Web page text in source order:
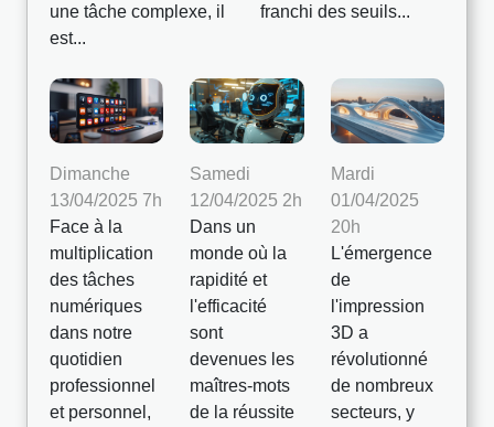
une tâche complexe, il
est...
franchi des seuils...
Dimanche
13/04/2025 7h
Face à la
multiplication
des tâches
numériques
dans notre
quotidien
professionnel
et personnel,
Samedi
12/04/2025 2h
Dans un
monde où la
rapidité et
l'efficacité
sont
devenues les
maîtres-mots
de la réussite
Mardi
01/04/2025
20h
L'émergence
de
l'impression
3D a
révolutionné
de nombreux
secteurs, y